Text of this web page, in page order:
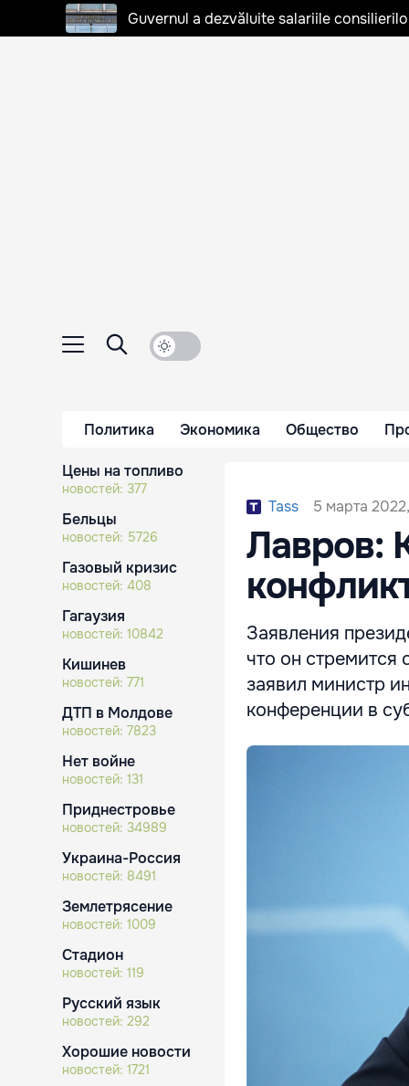
Guvernul a dezvăluite salariile
Политика Экономика Общество
Цены на топливо
новостей: 377
Бельцы
новостей: 5726
Газовый кризис
новостей: 408
Гагаузия
новостей: 10842
Кишинев
новостей: 771
ДТП в Молдове
новостей: 7823
Нет войне
новостей: 131
Приднестровье
новостей: 34989
Украина-Россия
новостей: 8491
Землетрясение
новостей: 1009
Стадион
новостей: 119
Русский язык
новостей: 292
Хорошие новости
новостей: 1721
Tass 5 марта
Лавров:
Заявления
что он
заявил министр
конференции в